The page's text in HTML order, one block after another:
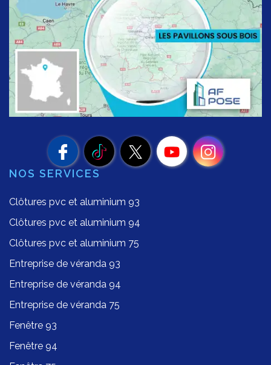
NOS SERVICES
Clôtures pvc et aluminium 93
Clôtures pvc et aluminium 94
Clôtures pvc et aluminium 75
Entreprise de véranda 93
Entreprise de véranda 94
Entreprise de véranda 75
Fenêtre 93
Fenêtre 94